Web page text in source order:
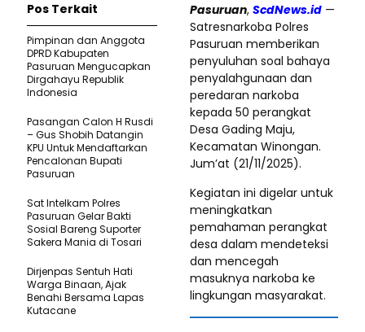
Pasuruan, ScdNews.id —
Satresnarkoba Polres
Pasuruan memberikan
penyuluhan soal bahaya
penyalahgunaan dan
peredaran narkoba
kepada 50 perangkat
Desa Gading Maju,
Kecamatan Winongan.
Jum’at (21/11/2025).
Kegiatan ini digelar untuk
meningkatkan
pemahaman perangkat
desa dalam mendeteksi
dan mencegah
masuknya narkoba ke
lingkungan masyarakat.
Pos Terkait
Pimpinan dan Anggota
DPRD Kabupaten
Pasuruan Mengucapkan
Dirgahayu Republik
Indonesia
Pasangan Calon H Rusdi
– Gus Shobih Datangin
KPU Untuk Mendaftarkan
Pencalonan Bupati
Pasuruan
Sat Intelkam Polres
Pasuruan Gelar Bakti
Sosial Bareng Suporter
Sakera Mania di Tosari
Dirjenpas Sentuh Hati
Warga Binaan, Ajak
Benahi Bersama Lapas
Kutacane